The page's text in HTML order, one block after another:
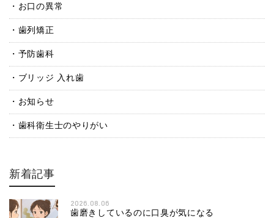
お口の異常
歯列矯正
予防歯科
ブリッジ 入れ歯
お知らせ
歯科衛生士のやりがい
新着記事
2026.08.06
歯磨きしているのに口臭が気になる